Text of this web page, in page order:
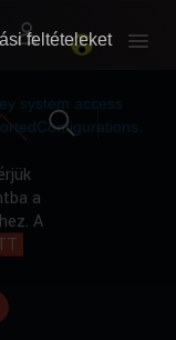
RÓLUNK
RÓLUNK
system access
a
A
feltételeket